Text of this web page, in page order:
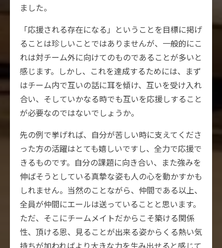
ました。
「応援される存在になる」ということを目標に掲げ
ることは珍しいことではありませんが、一般的にこ
れは対チーム外に向けてのものであることが多いと
感じます。しかし、これを達成するためには、まず
はチーム内で互いの話に耳を傾け、互いを受け入れ
合い、そしていかなる時でも互いを応援しすること
が必要なのではないでしょうか。
先の例で挙げれば、自分が苦しい時に支えてくださ
った方の活躍はとても嬉しいですし、全力で応援で
きるものです。自分の課題に向き合い、また強みを
伸ばそうとしている真摯な姿も人の心を動かすかも
しれません。当然のことながら、仲間である以上、
全員が仲間にエールは送っていることと思います。
ただ、そこにチームメイトだからこそ築ける関係
性、頂ける恩、見ることが出来る姿からくる熱い気
持ちが加わればより大きな力を生み出せると感じて